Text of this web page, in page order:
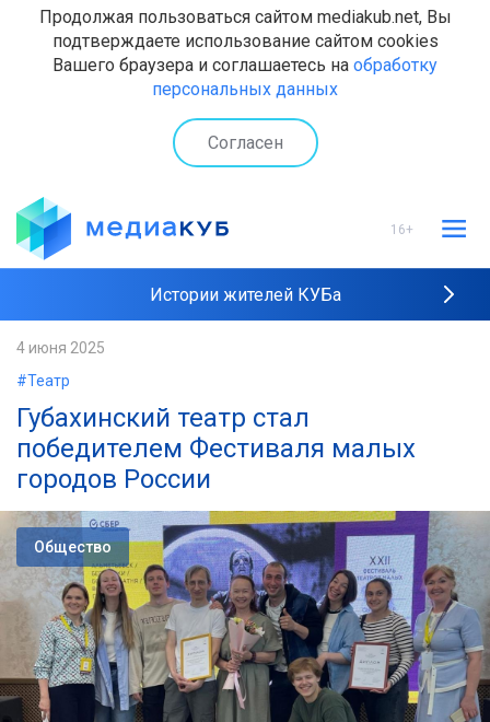
Продолжая пользоваться сайтом mediakub.net, Вы
подтверждаете использование сайтом cookies
Вашего браузера и соглашаетесь на обработку
персональных данных
Согласен
16+
Истории жителей КУБа
4 июня 2025
#Театр
Губахинский театр стал
победителем Фестиваля малых
городов России
Общество